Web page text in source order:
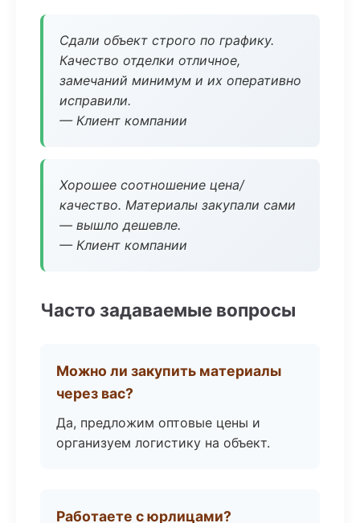
Сдали объект строго по графику.
Качество отделки отличное,
замечаний минимум и их оперативно
исправили.
— Клиент компании
Хорошее соотношение цена/
качество. Материалы закупали сами
— вышло дешевле.
— Клиент компании
Часто задаваемые вопросы
Можно ли закупить материалы
через вас?
Да, предложим оптовые цены и
организуем логистику на объект.
Работаете с юрлицами?